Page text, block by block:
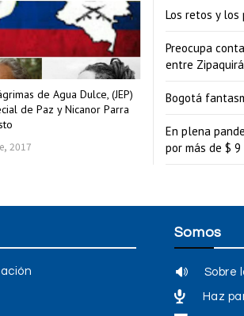
m
n
r
o
i
s
i
de Agua Dulce, (JEP)
de Paz y Nicanor Parra
2017
Los retos y los
Preocupa
entre
Bogotá
En plena
por más de $
Somos
Sobre
Haz